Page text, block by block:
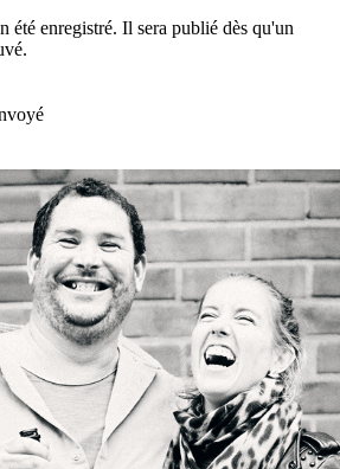
été enregistré. Il sera publié dès qu'un